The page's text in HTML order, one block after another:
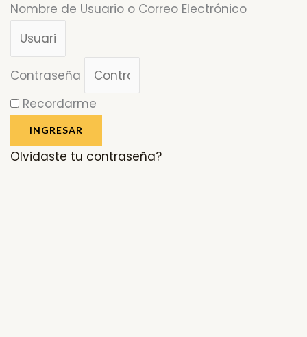
Nombre de Usuario o Correo Electrónico
Contraseña
Recordarme
INGRESAR
Olvidaste tu contraseña?